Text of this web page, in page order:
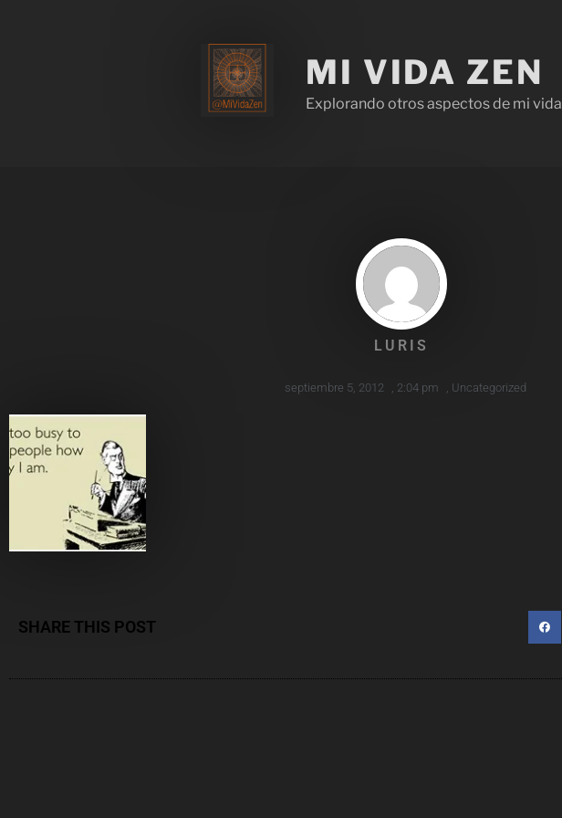
MI VIDA ZEN
Explorando otros aspectos de mi vida
LURIS
septiembre 5, 2012 , 2:04 pm , Uncategorized
SHARE THIS POST